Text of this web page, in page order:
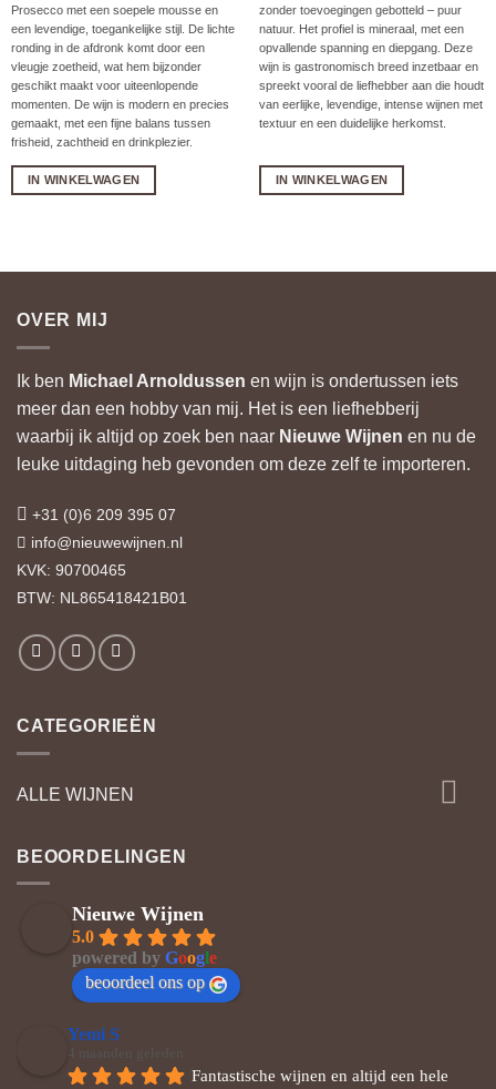
Prosecco met een soepele mousse en
een levendige, toegankelijke stijl. De lichte
ronding in de afdronk komt door een
vleugje zoetheid, wat hem bijzonder
geschikt maakt voor uiteenlopende
momenten. De wijn is modern en precies
gemaakt, met een fijne balans tussen
frisheid, zachtheid en drinkplezier.
IN WINKELWAGEN
zonder toevoegingen gebotteld – puur
natuur. Het profiel is mineraal, met een
opvallende spanning en diepgang. Deze
wijn is gastronomisch breed inzetbaar en
spreekt vooral de liefhebber aan die houdt
van eerlijke, levendige, intense wijnen met
textuur en een duidelijke herkomst.
IN WINKELWAGEN
OVER MIJ
Ik ben Michael Arnoldussen en wijn is ondertussen iets
meer dan een hobby van mij. Het is een liefhebberij
waarbij ik altijd op zoek ben naar Nieuwe Wijnen en nu de
leuke uitdaging heb gevonden om deze zelf te importeren.
+31 (0)6 209 395 07
info@nieuwewijnen.nl
KVK: 90700465
BTW: NL865418421B01
CATEGORIEËN
ALLE WIJNEN
BEOORDELINGEN
Nieuwe Wijnen
5.0
powered by Google
beoordeel ons op
Yemi S
4 maanden geleden
Fantastische wijnen en altijd een hele